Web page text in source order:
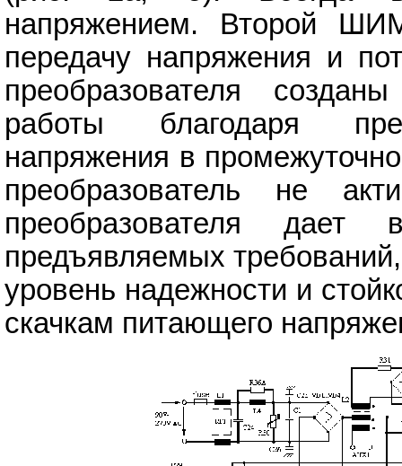
напряжением. Второй ШИМ
передачу напряжения и
преобразователя
работы благодаря
напряжения в
преобразователь не
преобразователя
предъявляемых
уровень надежности и
скачкам питающего